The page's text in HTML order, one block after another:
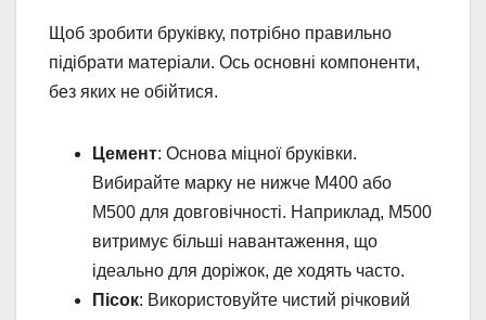
Щоб зробити бруківку, потрібно правильно
підібрати матеріали. Ось основні компоненти,
без яких не обійтися.
Цемент: Основа міцної бруківки.
Вибирайте марку не нижче М400 або
М500 для довговічності. Наприклад, М500
витримує більші навантаження, що
ідеально для доріжок, де ходять часто.
Пісок: Використовуйте чистий річковий